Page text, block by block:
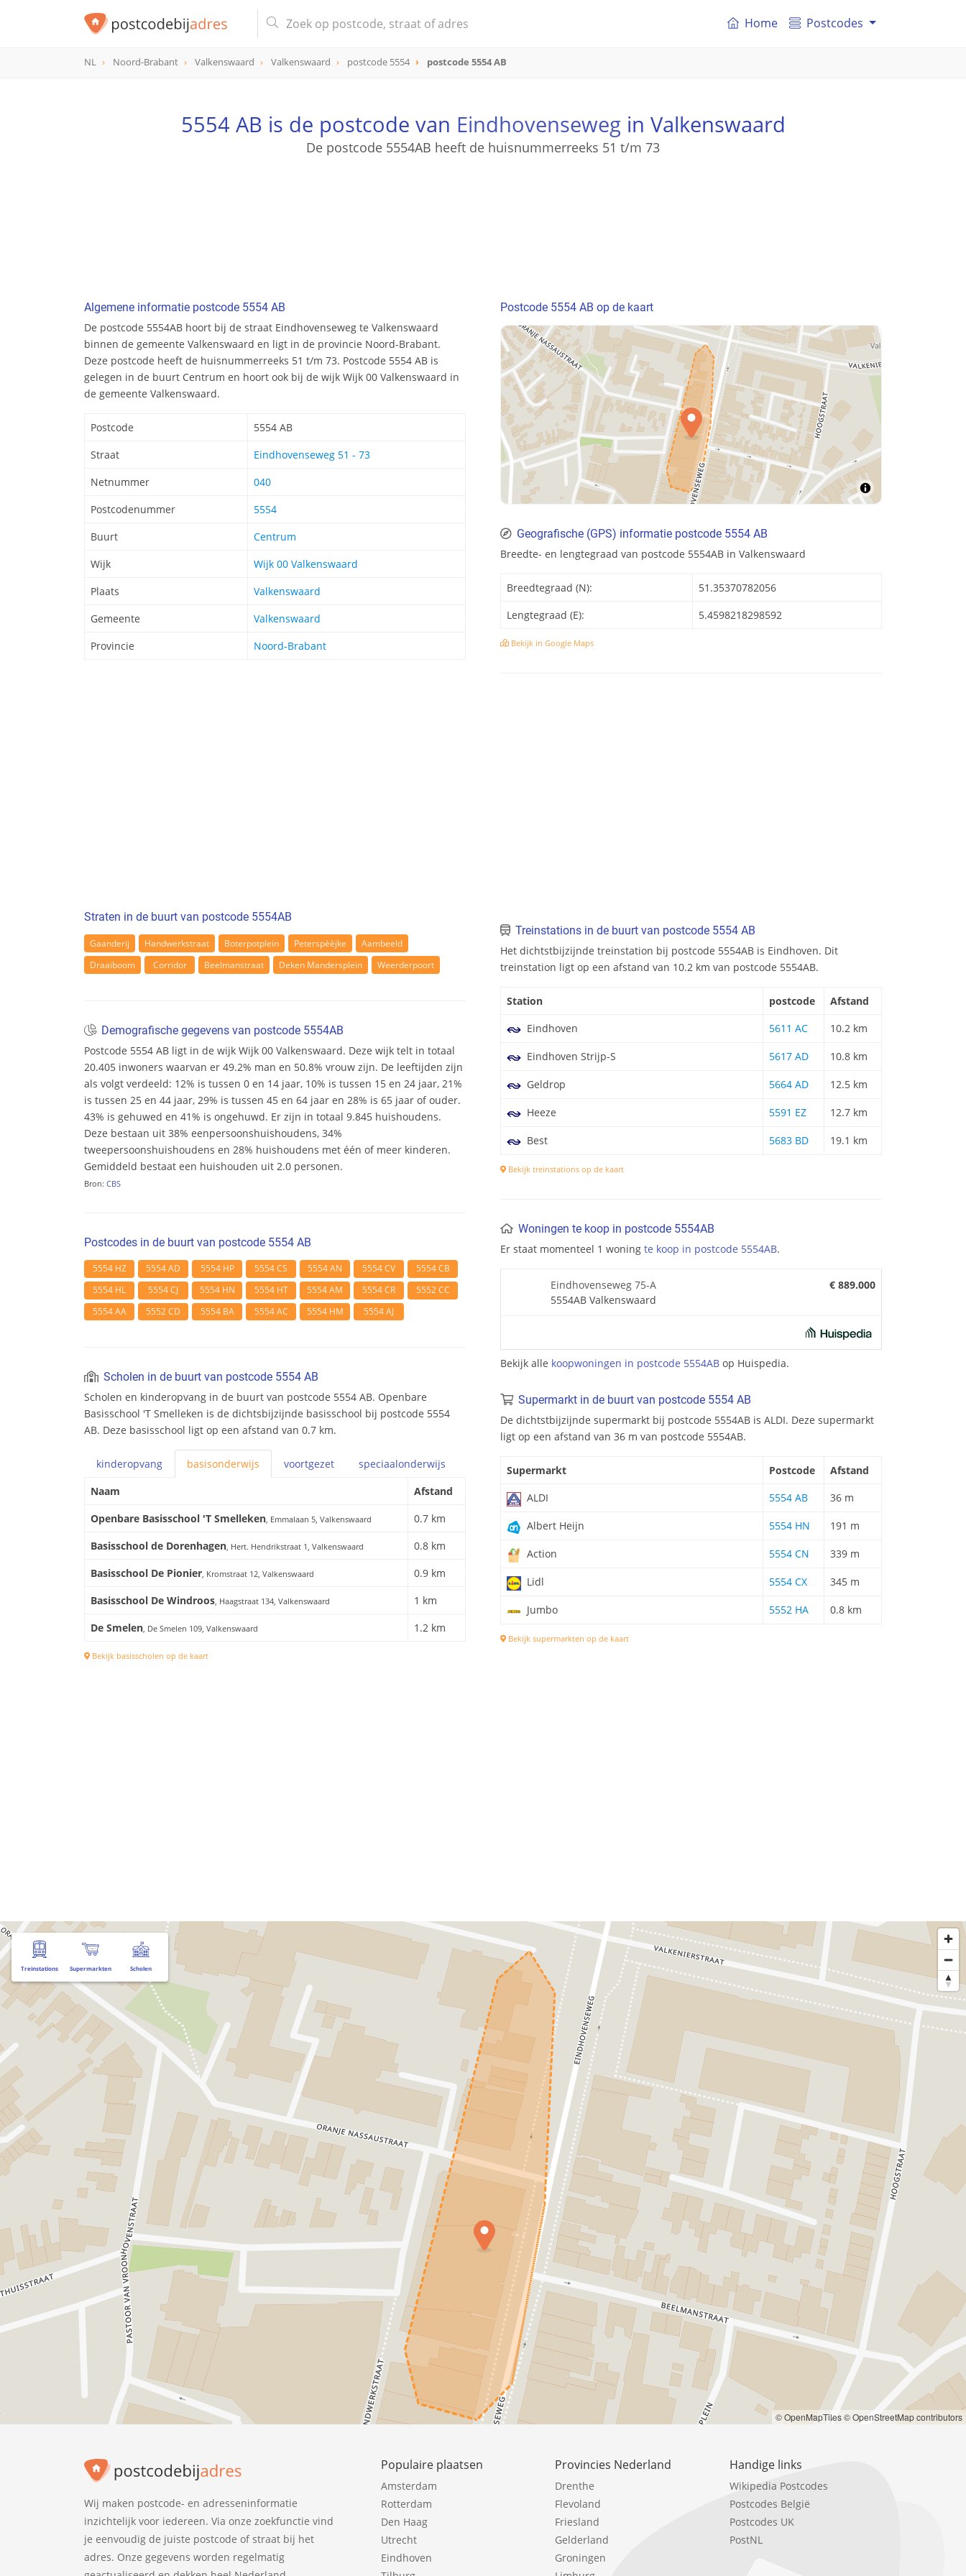
Home Postcodes
NL Noord-Brabant Valkenswaard Valkenswaard postcode 5554 postcode 5554 AB
5554 AB is de postcode van Eindhovensewegin Valkenswaard
De postcode 5554AB heeft de huisnummerreeks 51 t/m 73
Algemene informatie postcode 5554 AB
De postcode 5554AB hoort bij de straat Eindhovenseweg te Valkenswaard
binnen de gemeente Valkenswaard en ligt in de provincie Noord-Brabant.
Deze postcode heeft de huisnummerreeks 51 t/m 73. Postcode 5554 AB is
gelegen in de buurt Centrum en hoort ook bij de wijk Wijk 00 Valkenswaard in
de gemeente Valkenswaard.
Postcode
5554 AB
Straat
Eindhovenseweg 51 - 73
Netnummer
040
Postcodenummer
5554
Buurt
Centrum
Wijk
Wijk 00 Valkenswaard
Plaats
Valkenswaard
Gemeente
Valkenswaard
Provincie
Noord-Brabant
Straten in de buurt van postcode 5554AB
Gaanderij Handwerkstraat Boterpotplein Peterspèèjke
Aambeeld
Draaiboom
Corridor Beelmanstraat Deken Mandersplein Weerderpoort
Demografische gegevens van postcode 5554AB
Postcode 5554 AB ligt in de wijk Wijk 00 Valkenswaard. Deze wijk telt in totaal
20.405 inwoners waarvan er 49.2% man en 50.8% vrouw zijn. De leeftijden zijn
als volgt verdeeld: 12% is tussen 0 en 14 jaar, 10% is tussen 15 en 24 jaar, 21%
is tussen 25 en 44 jaar, 29% is tussen 45 en 64 jaar en 28% is 65 jaar of ouder.
43% is gehuwed en 41% is ongehuwd. Er zijn in totaal 9.845 huishoudens.
Deze bestaan uit 38% eenpersoonshuishoudens, 34%
tweepersoonshuishoudens en 28% huishoudens met één of meer kinderen.
Gemiddeld bestaat een huishouden uit 2.0 personen.
Bron: CBS
Postcodes in de buurt van postcode 5554 AB
5554 HZ 5554 AD 5554 HP 5554 CS 5554 AN 5554 CV
5554 CB
5554 HL
5554 CJ 5554 HN 5554 HT 5554 AM 5554 CR
5552 CC
5554 AA
5552 CD 5554 BA 5554 AC 5554 HM 5554 AJ
Scholen in de buurt van postcode 5554 AB
Scholen en kinderopvang in de buurt van postcode 5554 AB. Openbare
Basisschool 'T Smelleken is de dichtsbijzijnde basisschool bij postcode 5554
AB. Deze basisschool ligt op een afstand van 0.7 km.
kinderopvang basisonderwijs voortgezet speciaalonderwijs
Naam
Afstand
Openbare Basisschool 'T Smelleken, Emmalaan 5, Valkenswaard
0.7 km
Basisschool de Dorenhagen, Hert. Hendrikstraat 1, Valkenswaard
0.8 km
Basisschool De Pionier, Kromstraat 12, Valkenswaard
0.9 km
Basisschool De Windroos, Haagstraat 134, Valkenswaard
1 km
De Smelen, De Smelen 109, Valkenswaard 1.2 km
Bekijk basisscholen op de kaart
Postcode 5554 AB op de kaart
Geografische (GPS) informatie postcode 5554 AB
Breedte- en lengtegraad van postcode 5554AB in Valkenswaard
Breedtegraad (N):
51.35370782056
Lengtegraad (E):
5.4598218298592
Bekijk in Google Maps
Treinstations in de buurt van postcode 5554 AB
Het dichtstbijzijnde treinstation bij postcode 5554AB is Eindhoven. Dit
treinstation ligt op een afstand van 10.2 km van postcode 5554AB.
Station postcode
Afstand
Eindhoven
5611 AC 10.2 km
Eindhoven Strijp-S 5617 AD 10.8 km
Geldrop 5664 AD 12.5 km
Heeze 5591 EZ 12.7 km
Best 5683 BD 19.1 km
Bekijk treinstations op de kaart
Woningen te koop in postcode 5554AB
Er staat momenteel 1 woning te koop in postcode 5554AB.
Eindhovenseweg 75-A
5554AB Valkenswaard
€ 889.000
Bekijk alle koopwoningen in postcode 5554AB op Huispedia.
Supermarkt in de buurt van postcode 5554 AB
De dichtstbijzijnde supermarkt bij postcode 5554AB is ALDI. Deze supermarkt
ligt op een afstand van 36 m van postcode 5554AB.
Supermarkt Postcode
Afstand
ALDI
5554 AB 36 m
Albert Heijn 5554 HN 191 m
Action 5554 CN 339 m
Lidl 5554 CX 345 m
Jumbo 5552 HA 0.8 km
Bekijk supermarkten op de kaart
Treinstations Supermarkten Scholen
© OpenMapTiles© OpenStreetMap contributors
Wij maken postcode- en adresseninformatie
inzichtelijk voor iedereen. Via onze zoekfunctie vind
je eenvoudig de juiste postcode of straat bij het
adres. Onze gegevens worden regelmatig
Populaire plaatsen
Amsterdam
Rotterdam
Den Haag
Utrecht
Eindhoven
Provincies Nederland
Drenthe
Flevoland
Friesland
Gelderland
Groningen
Handige links
Wikipedia Postcodes
Postcodes België
Postcodes UK
PostNL